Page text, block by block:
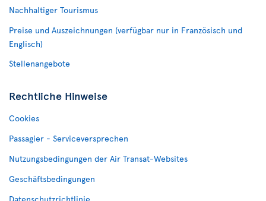
Nachhaltiger Tourismus
Preise und Auszeichnungen (verfügbar nur in Französisch und
Englisch)
Stellenangebote
Rechtliche Hinweise
Cookies
Passagier - Serviceversprechen
Nutzungsbedingungen der Air Transat-Websites
Geschäftsbedingungen